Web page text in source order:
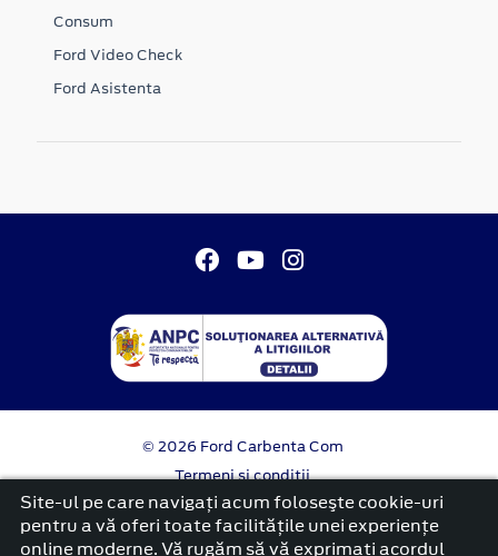
Consum
Ford Video Check
Ford Asistenta
© 2026 Ford Carbenta Com
Termeni si conditii
Confidentialitate
Politica cookies
platformă dezvoltată de Workleto
Site-ul pe care navigați acum foloseşte cookie-uri
pentru a vă oferi toate facilitățile unei experiențe
online moderne. Vă rugăm să vă exprimați acordul